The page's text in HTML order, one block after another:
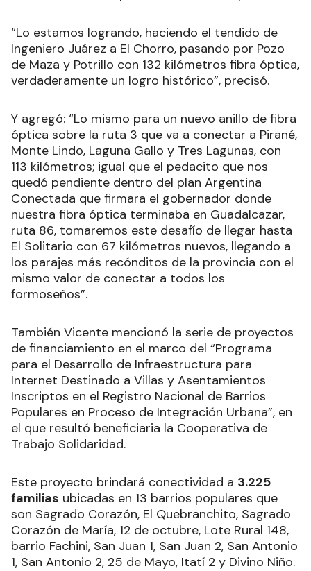
“Lo estamos logrando, haciendo el tendido de
Ingeniero Juárez a El Chorro, pasando por Pozo
de Maza y Potrillo con 132 kilómetros fibra óptica,
verdaderamente un logro histórico”, precisó.
Y agregó: “Lo mismo para un nuevo anillo de fibra
óptica sobre la ruta 3 que va a conectar a Pirané,
Monte Lindo, Laguna Gallo y Tres Lagunas, con
113 kilómetros; igual que el pedacito que nos
quedó pendiente dentro del plan Argentina
Conectada que firmara el gobernador donde
nuestra fibra óptica terminaba en Guadalcazar,
ruta 86, tomaremos este desafío de llegar hasta
El Solitario con 67 kilómetros nuevos, llegando a
los parajes más recónditos de la provincia con el
mismo valor de conectar a todos los
formoseños”.
También Vicente mencionó la serie de proyectos
de financiamiento en el marco del “Programa
para el Desarrollo de Infraestructura para
Internet Destinado a Villas y Asentamientos
Inscriptos en el Registro Nacional de Barrios
Populares en Proceso de Integración Urbana”, en
el que resultó beneficiaria la Cooperativa de
Trabajo Solidaridad.
Este proyecto brindará conectividad a 3.225
familias ubicadas en 13 barrios populares que
son Sagrado Corazón, El Quebranchito, Sagrado
Corazón de María, 12 de octubre, Lote Rural 148,
barrio Fachini, San Juan 1, San Juan 2, San Antonio
1, San Antonio 2, 25 de Mayo, Itatí 2 y Divino Niño.